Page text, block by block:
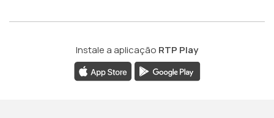
Instale a aplicação RTP Play